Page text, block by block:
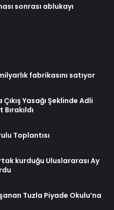
sonrası ablukayı
fabrikasını satıyor
Yasağı Şeklinde Adli
Toplantısı
kurduğu Uluslararası Ay
Tuzla Piyade Okulu’na